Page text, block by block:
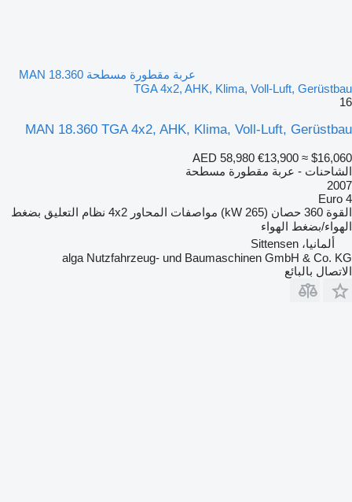
عربة مقطورة مسطحة MAN 18.360
TGA 4x2, AHK, Klima, Voll-Luft, Gerüstbau
16
MAN 18.360 TGA 4x2, AHK, Klima, Voll-Luft, Gerüstbau
AED 58,980 €13,900 ≈ $16,060
الشاحنات - عربة مقطورة مسطحة
2007
Euro 4
القوة 360 حصان (265 kW) مواصفات المحاور 4x2 نظام التعليق بضغط
الهواء/بضغط الهواء
ألمانيا، Sittensen
alga Nutzfahrzeug- und Baumaschinen GmbH & Co. KG
الاتصال بالبائع